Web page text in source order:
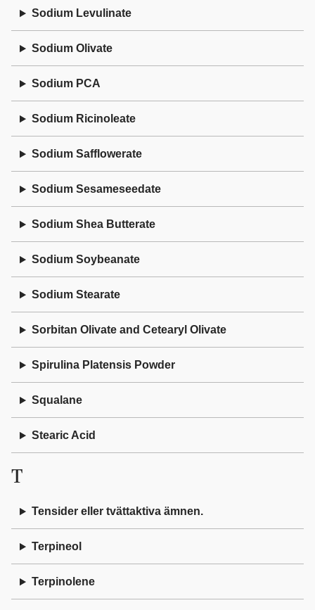
Sodium Levulinate
Sodium Olivate
Sodium PCA
Sodium Ricinoleate
Sodium Safflowerate
Sodium Sesameseedate
Sodium Shea Butterate
Sodium Soybeanate
Sodium Stearate
Sorbitan Olivate and Cetearyl Olivate
Spirulina Platensis Powder
Squalane
Stearic Acid
T
Tensider eller tvättaktiva ämnen.
Terpineol
Terpinolene